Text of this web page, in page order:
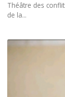
Théâtre des
de la...